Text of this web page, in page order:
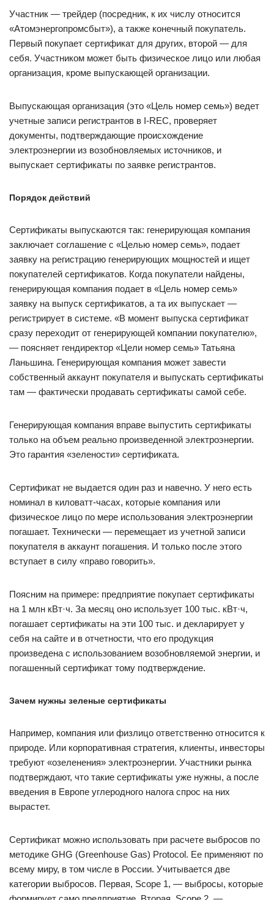
Участник — ​трейдер (посредник, к их числу относится
«Атомэнергопромсбыт»), а также конечный покупатель.
Первый покупает сертификат для других, второй — ​для
себя. Участником может быть физическое лицо или любая
организация, кроме выпускающей организации.
Выпускающая организация (это «Цель номер семь») ведет
учетные записи регистрантов в I-REC, проверяет
документы, подтверждающие происхождение
электроэнергии из возобновляемых источников, и
выпускает сертификаты по заявке регистрантов.
Порядок действий
Сертификаты выпускаются так: генерирующая компания
заключает соглашение с «Целью номер семь», подает
заявку на регистрацию генерирующих мощностей и ищет
покупателей сертификатов. Когда покупатели найдены,
генерирующая компания подает в «Цель номер семь»
заявку на выпуск сертификатов, а та их выпускает — ​
регистрирует в системе. «В момент выпуска сертификат
сразу переходит от генерирующей компании покупателю»,
— ​поясняет гендиректор «Цели номер семь» Татьяна
Ланьшина. Генерирующая компания может завести
собственный аккаунт покупателя и выпускать сертификаты
там — ​фактически продавать сертификаты самой себе.
Генерирующая компания вправе выпустить сертификаты
только на объем реально произведенной электроэнергии.
Это гарантия «зелености» сертификата.
Сертификат не выдается один раз и навечно. У него есть
номинал в киловатт-часах, которые компания или
физическое лицо по мере использования электроэнергии
погашает. Технически — ​перемещает из учетной записи
покупателя в аккаунт погашения. И только после этого
вступает в силу «право говорить».
Поясним на примере: предприятие покупает сертификаты
на 1 млн кВт·ч. За месяц оно использует 100 тыс. кВт·ч,
погашает сертификаты на эти 100 тыс. и декларирует у
себя на сайте и в отчетности, что его продукция
произведена с использованием возобновляемой энергии, и
погашенный сертификат ​тому подтверждение.
Зачем нужны зеленые сертификаты
Например, компания или физлицо ответственно относится к
природе. Или корпоративная стратегия, клиенты, инвесторы
требуют «озеленения» электроэнергии. Участники рынка
подтверждают, что такие сертификаты уже нужны, а после
введения в Европе углеродного налога спрос на них
вырастет.
Сертификат можно использовать при расчете выбросов по
методике GHG (Greenhouse Gas) Protocol. Ее применяют по
всему миру, в том числе в России. Учитывается две
категории выбросов. Первая, Scope 1, — ​выбросы, которые